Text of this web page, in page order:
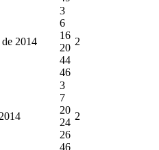
2014
3
6
16
20
44
46
2
3
7
20
24
26
46
2